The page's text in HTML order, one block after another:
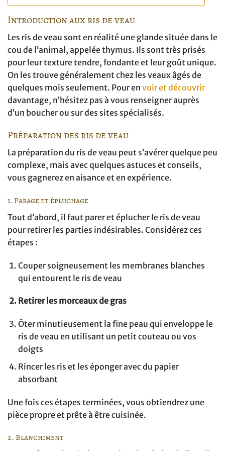
Introduction aux ris de veau
Les ris de veau sont en réalité une glande située dans le
cou de l’animal, appelée thymus. Ils sont très prisés
pour leur texture tendre, fondante et leur goût unique.
On les trouve généralement chez les veaux âgés de
quelques mois seulement. Pour en voir et découvrir
davantage, n’hésitez pas à vous renseigner auprès
d’un boucher ou sur des sites spécialisés.
Préparation des ris de veau
La préparation du ris de veau peut s’avérer quelque peu
complexe, mais avec quelques astuces et conseils,
vous gagnerez en aisance et en expérience.
1. Parage et épluchage
Tout d’abord, il faut parer et éplucher le ris de veau
pour retirer les parties indésirables. Considérez ces
étapes :
Couper soigneusement les membranes blanches
qui entourent le ris de veau
Retirer les morceaux de gras
Ôter minutieusement la fine peau qui enveloppe le
ris de veau en utilisant un petit couteau ou vos
doigts
Rincer les ris et les éponger avec du papier
absorbant
Une fois ces étapes terminées, vous obtiendrez une
pièce propre et prête à être cuisinée.
2. Blanchiment